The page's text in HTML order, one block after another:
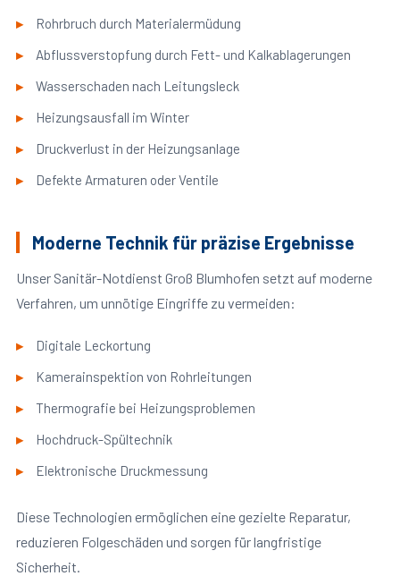
Rohrbruch durch Materialermüdung
Abflussverstopfung durch Fett- und Kalkablagerungen
Wasserschaden nach Leitungsleck
Heizungsausfall im Winter
Druckverlust in der Heizungsanlage
Defekte Armaturen oder Ventile
Moderne Technik für präzise Ergebnisse
Unser Sanitär-Notdienst Groß Blumhofen setzt auf moderne
Verfahren, um unnötige Eingriffe zu vermeiden:
Digitale Leckortung
Kamerainspektion von Rohrleitungen
Thermografie bei Heizungsproblemen
Hochdruck-Spültechnik
Elektronische Druckmessung
Diese Technologien ermöglichen eine gezielte Reparatur,
reduzieren Folgeschäden und sorgen für langfristige
Sicherheit.